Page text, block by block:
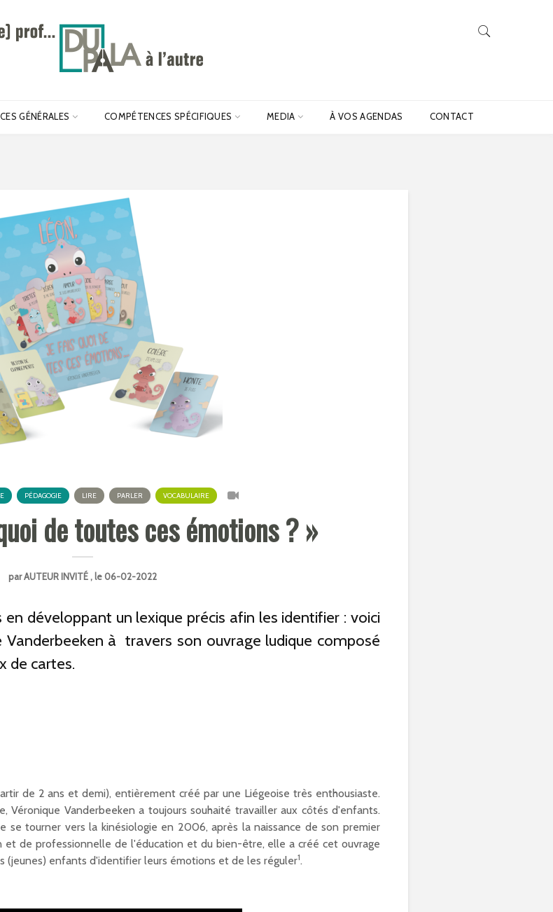
GÉNÉRALES COMPÉTENCES SPÉCIFIQUES MEDIA À VOS AGENDAS CONTACT
PÉDAGOGIE LIRE PARLER VOCABULAIRE
de toutes ces émotions ? »
parAUTEUR INVITÉ , le 06-02-2022
développant un lexique précis afin les identifier : voici
Vanderbeeken à travers son ouvrage ludique composé
de cartes.
de 2 ans et demi), entièrement créé par une Liégeoise très enthousiaste.
Véronique Vanderbeeken a toujours souhaité travailler aux côtés d'enfants.
se tourner vers la kinésiologie en 2006, après la naissance de son premier
et de professionnelle de l'éducation et du bien-être, elle a créé cet ouvrage
(jeunes) enfants d'identifier leurs émotions et de les réguler1.